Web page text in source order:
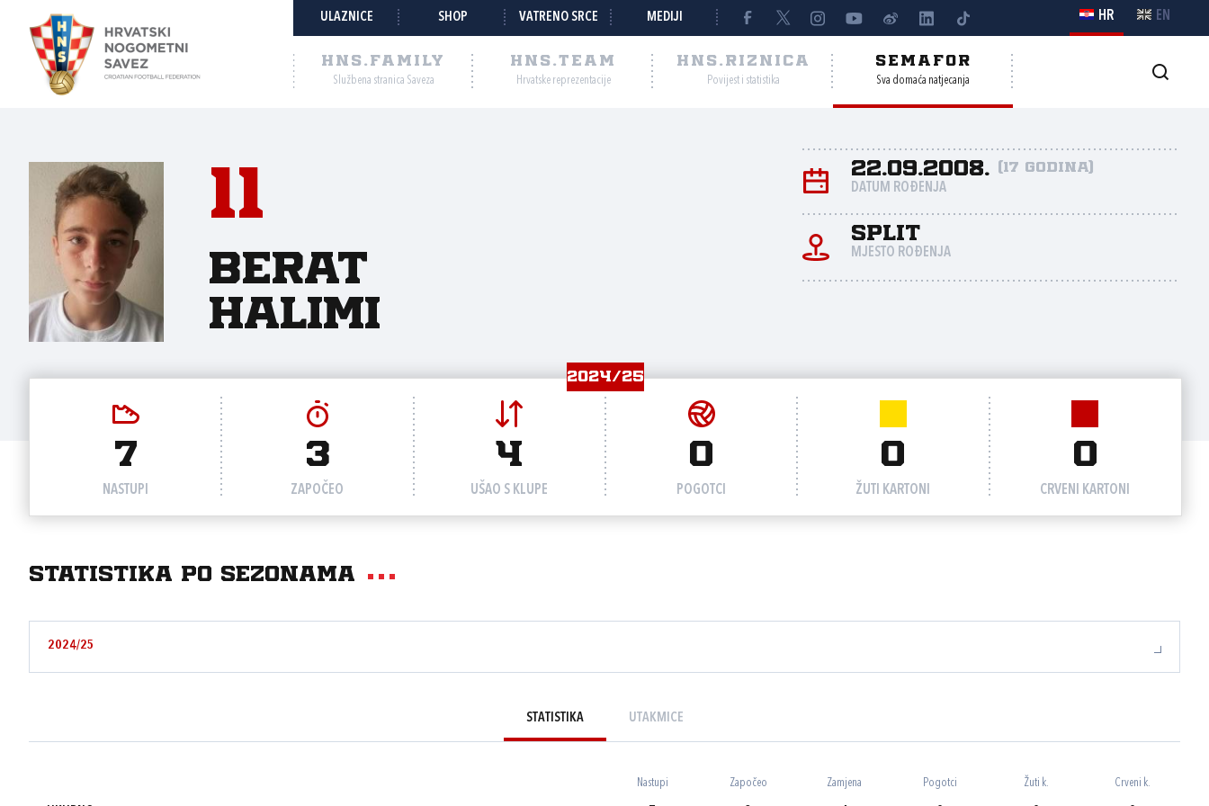
ULAZNICE SHOP VATRENO SRCE MEDIJI HR EN
HNS.FAMILY
Službena stranica Saveza
HNS.TEAM
Hrvatske reprezentacije
HNS.RIZNICA
Povijest i statistika
SEMAFOR
Sva domaća natjecanja
11
Berat
Halimi
22.09.2008. (17 godina)
DATUM ROĐENJA
Split
MJESTO ROĐENJA
2024/25
7
NASTUPI
3
ZAPOČEO
4
UŠAO S KLUPE
0
POGOTCI
0
ŽUTI KARTONI
0
CRVENI KARTONI
Statistika po sezonama
2024/25
STATISTIKA UTAKMICE
Nastupi Započeo Zamjena Pogotci Žuti k. Crveni k.